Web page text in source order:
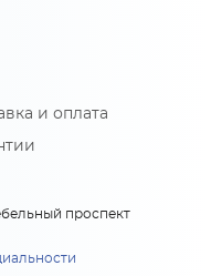
и оплата
проспект